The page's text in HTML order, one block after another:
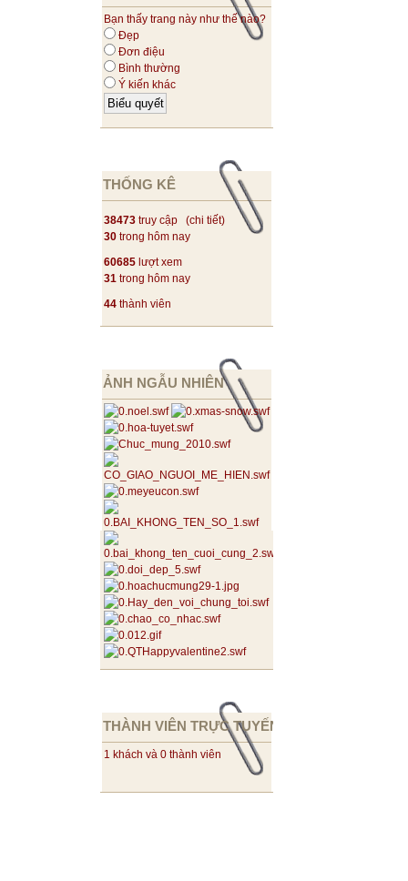
Bạn thấy trang này như thế nào?
Đẹp
Đơn điệu
Bình thường
Ý kiến khác
THỐNG KÊ
38473 truy cập (chi tiết)
30 trong hôm nay
60685 lượt xem
31 trong hôm nay
44 thành viên
ẢNH NGẪU NHIÊN
THÀNH VIÊN TRỰC TUYẾN
1 khách và 0 thành viên